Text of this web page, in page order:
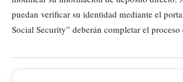
puedan verificar su identidad mediante el
Social Security” deberán completar el proceso